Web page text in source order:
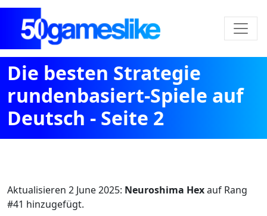
Die besten Strategie
rundenbasiert-Spiele auf
Deutsch - Seite 2
Aktualisieren 2 June 2025: Neuroshima Hexauf Rang
#41 hinzugefügt.